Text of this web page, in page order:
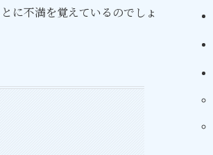
に不満を覚えているのでしょ